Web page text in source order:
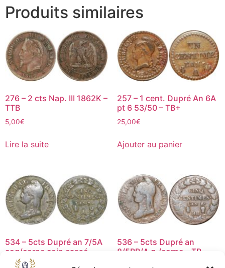
Produits similaires
276 – 2 cts Nap. III 1862K –
TTB
5,00€
Lire la suite
257 – 1 cent. Dupré An 6A
pt 6 53/50 – TB+
25,00€
Ajouter au panier
534 – 5cts Dupré an 7/5A
coq/corne coin cassé –
TTB
536 – 5cts Dupré an
8/5BB/A g./corne – TB
99,00